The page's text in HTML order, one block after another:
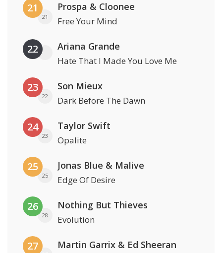
21
21
Prospa & Cloonee
Free Your Mind
22 Ariana Grande
Hate That I Made You Love Me
23
22
Son Mieux
Dark Before The Dawn
24
23
Taylor Swift
Opalite
25
25
Jonas Blue & Malive
Edge Of Desire
26
28
Nothing But Thieves
Evolution
27 Martin Garrix & Ed Sheeran